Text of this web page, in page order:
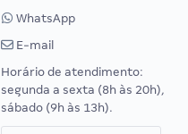
WhatsApp
E-mail
Horário de atendimento:
segunda a sexta (8h às 20h),
sábado (9h às 13h).